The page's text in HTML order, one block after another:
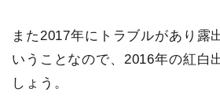
また2017年にトラブルがあり露
いうことなので、2016年の紅白
しょう。